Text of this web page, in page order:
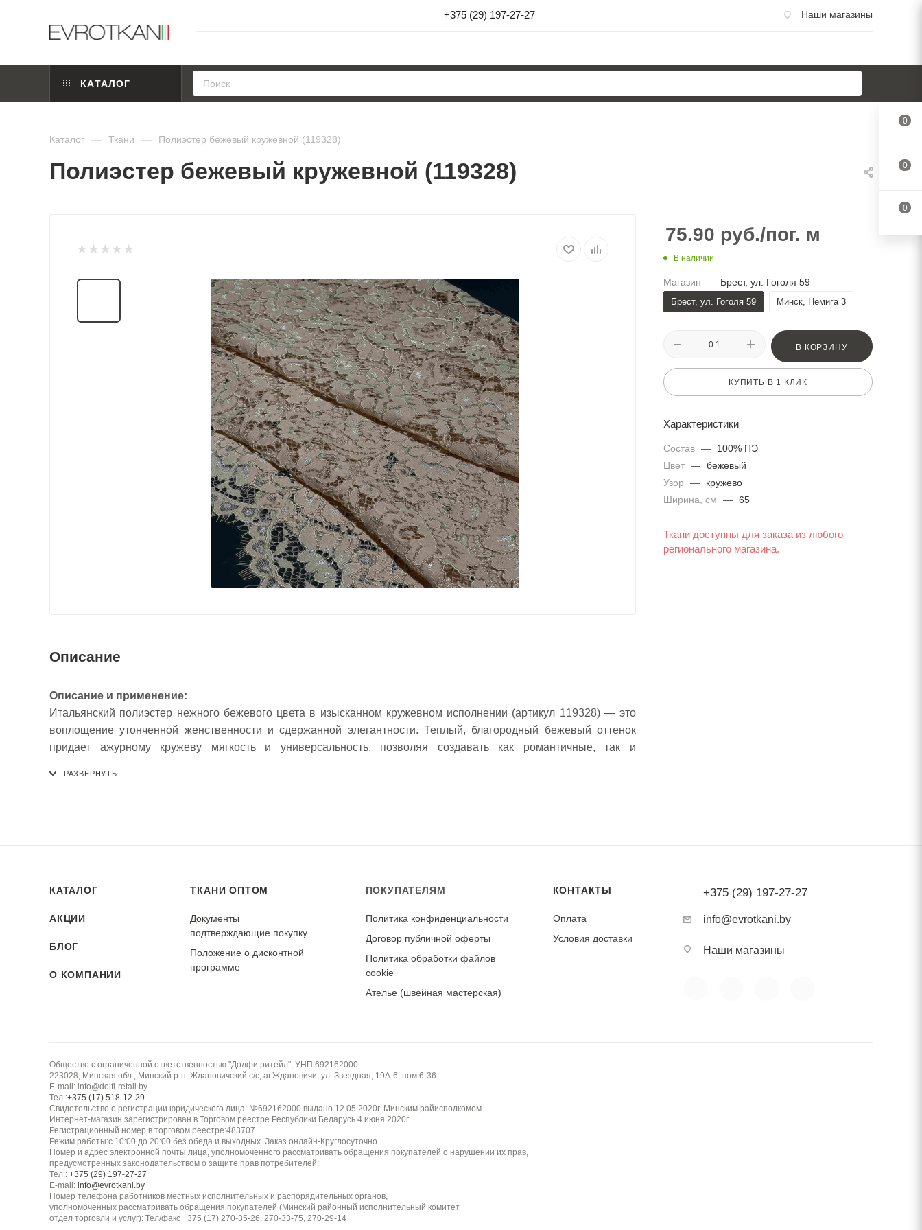
+375 (29) 197-27-27 Наши магазины
КАТАЛОГ
Каталог — Ткани — Полиэстер бежевый кружевной (119328)
Полиэстер бежевый кружевной (119328)
Описание
Описание и применение:
Итальянский полиэстер нежного бежевого цвета в изысканном кружевном исполнении (артикул 119328) — это
воплощение утонченной женственности и сдержанной элегантности. Теплый, благородный бежевый оттенок
придает ажурному кружеву мягкость и универсальность, позволяя создавать как романтичные, так и
ажурную структуру. Сушить в расправленном виде вдали от источников тепла. Не гладить утюгом или гладить
Ткань обладает средней износостойкостью. Кружево чувствительно к затяжкам и механическим повреждениям.
Не дает усадки при правильном уходе. Устойчива к выцветанию.
Ажурная, рельефная, прозрачная
Сезонность:
Всесезонная, праздничная
Воздухопроницаемость:
Высокая
Эластичность:
75.90 руб./пог. м
В наличии
Магазин — Брест, ул. Гоголя 59
Брест, ул. Гоголя 59 Минск, Немига 3
В КОРЗИНУ
КУПИТЬ В 1 КЛИК
Характеристики
Состав —
100% ПЭ
Цвет — бежевый
Узор
—
кружево
Ширина, см
— 65
Ткани доступны для заказа из любого
регионального магазина.
КАТАЛОГ
АКЦИИ
БЛОГ
О КОМПАНИИ
ТКАНИ ОПТОМ
Документы
подтверждающие покупку
Положение о дисконтной
программе
ПОКУПАТЕЛЯМ
Политика конфиденциальности
Договор публичной оферты
Политика обработки файлов
cookie
Ателье (швейная мастерская)
КОНТАКТЫ
Оплата
Условия доставки
+375 (29) 197-27-27
info@evrotkani.by
Наши магазины
Общество с ограниченной ответственностью "Долфи ритейл", УНП 692162000
223028, Минская обл., Минский р-н, Ждановичский с/с, аг.Ждановичи, ул. Звездная, 19А-6, пом.6-36
E-mail: info@dolfi-retail.by
Тел.:+375 (17) 518-12-29
Свидетельство о регистрации юридического лица: №692162000 выдано 12.05.2020г. Минским райисполкомом.
Интернет-магазин зарегистрирован в Торговом реестре Республики Беларусь 4 июня 2020г.
Регистрационный номер в торговом реестре:483707
Режим работы:с 10:00 до 20:00 без обеда и выходных. Заказ онлайн-Круглосуточно
Номер и адрес электронной почты лица, уполномоченного рассматривать обращения покупателей о нарушении их прав,
предусмотренных законодательством о защите прав потребителей:
Тел.: +375 (29) 197-27-27
E-mail: info@evrotkani.by
Номер телефона работников местных исполнительных и распорядительных органов,
уполномоченных рассматривать обращения покупателей (Минский районный исполнительный комитет
отдел торговли и услуг): Тел/факс +375 (17) 270-35-26, 270-33-75, 270-29-14
0
0
0